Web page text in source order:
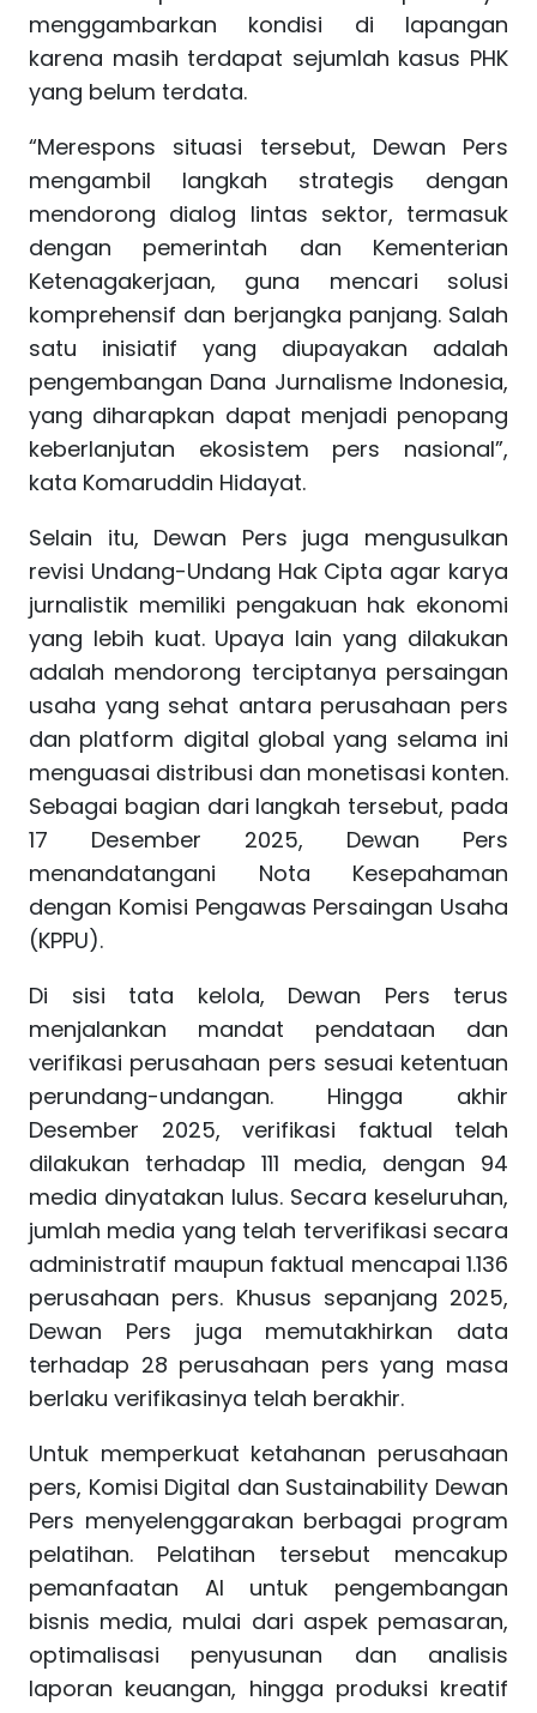
menggambarkan kondisi di lapangan
karena masih terdapat sejumlah kasus PHK
yang belum terdata.
“Merespons situasi tersebut, Dewan Pers
mengambil langkah strategis dengan
mendorong dialog lintas sektor, termasuk
dengan pemerintah dan Kementerian
Ketenagakerjaan, guna mencari solusi
komprehensif dan berjangka panjang. Salah
satu inisiatif yang diupayakan adalah
pengembangan Dana Jurnalisme Indonesia,
yang diharapkan dapat menjadi penopang
keberlanjutan ekosistem pers nasional”,
kata Komaruddin Hidayat.
Selain itu, Dewan Pers juga mengusulkan
revisi Undang-Undang Hak Cipta agar karya
jurnalistik memiliki pengakuan hak ekonomi
yang lebih kuat. Upaya lain yang dilakukan
adalah mendorong terciptanya persaingan
usaha yang sehat antara perusahaan pers
dan platform digital global yang selama ini
menguasai distribusi dan monetisasi konten.
Sebagai bagian dari langkah tersebut, pada
17 Desember 2025, Dewan Pers
menandatangani Nota Kesepahaman
dengan Komisi Pengawas Persaingan Usaha
(KPPU).
Di sisi tata kelola, Dewan Pers terus
menjalankan mandat pendataan dan
verifikasi perusahaan pers sesuai ketentuan
perundang-undangan. Hingga akhir
Desember 2025, verifikasi faktual telah
dilakukan terhadap 111 media, dengan 94
media dinyatakan lulus. Secara keseluruhan,
jumlah media yang telah terverifikasi secara
administratif maupun faktual mencapai 1.136
perusahaan pers. Khusus sepanjang 2025,
Dewan Pers juga memutakhirkan data
terhadap 28 perusahaan pers yang masa
berlaku verifikasinya telah berakhir.
Untuk memperkuat ketahanan perusahaan
pers, Komisi Digital dan Sustainability Dewan
Pers menyelenggarakan berbagai program
pelatihan. Pelatihan tersebut mencakup
pemanfaatan AI untuk pengembangan
bisnis media, mulai dari aspek pemasaran,
optimalisasi penyusunan dan analisis
laporan keuangan, hingga produksi kreatif